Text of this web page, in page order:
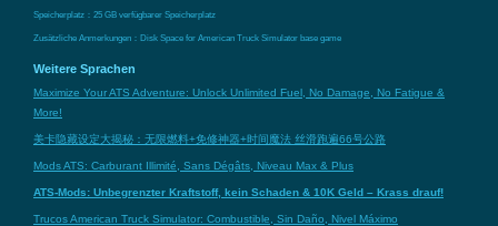
Speicherplatz：25 GB verfügbarer Speicherplatz
Zusätzliche Anmerkungen：Disk Space for American Truck Simulator base game
Weitere Sprachen
Maximize Your ATS Adventure: Unlock Unlimited Fuel, No Damage, No Fatigue &
More!
美卡隐藏设定大揭秘：无限燃料+免修神器+时间魔法 丝滑跑遍66号公路
Mods ATS: Carburant Illimité, Sans Dégâts, Niveau Max & Plus
ATS-Mods: Unbegrenzter Kraftstoff, kein Schaden & 10K Geld – Krass drauf!
Trucos American Truck Simulator: Combustible, Sin Daño, Nivel Máximo